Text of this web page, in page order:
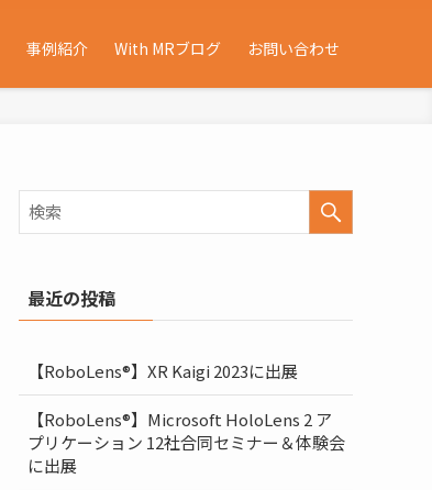
事例紹介 With MRブログ お問い合わせ
最近の投稿
【RoboLens®】XR Kaigi 2023に出展
【RoboLens®】Microsoft HoloLens 2 ア
プリケーション 12社合同セミナー＆体験会
に出展